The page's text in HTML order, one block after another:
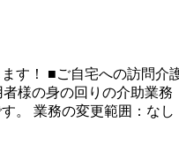
す！ ■ご自宅への訪問
様の身の回りの介助業
。 業務の変更範囲：なし